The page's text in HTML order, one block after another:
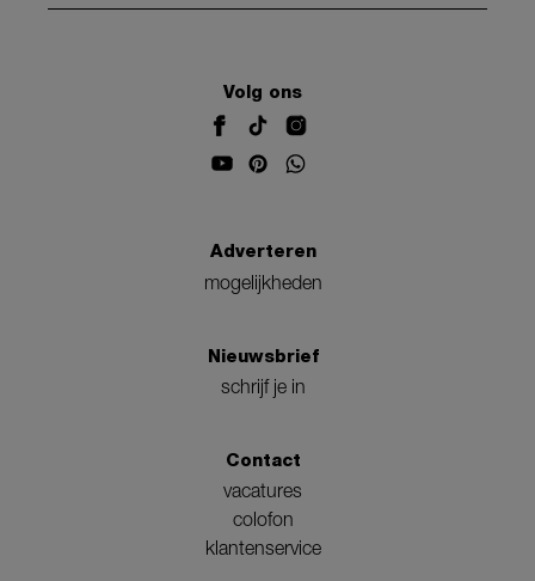
Volg ons
Adverteren
mogelijkheden
Nieuwsbrief
schrijf je in
Contact
vacatures
colofon
klantenservice